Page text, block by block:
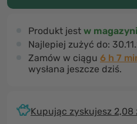
Produkt jest w
Najlepiej zużyć do:
Zamów w ciągu 6 h 7
wysłana jeszcze dziś.
Kupując zyskujesz 2,08